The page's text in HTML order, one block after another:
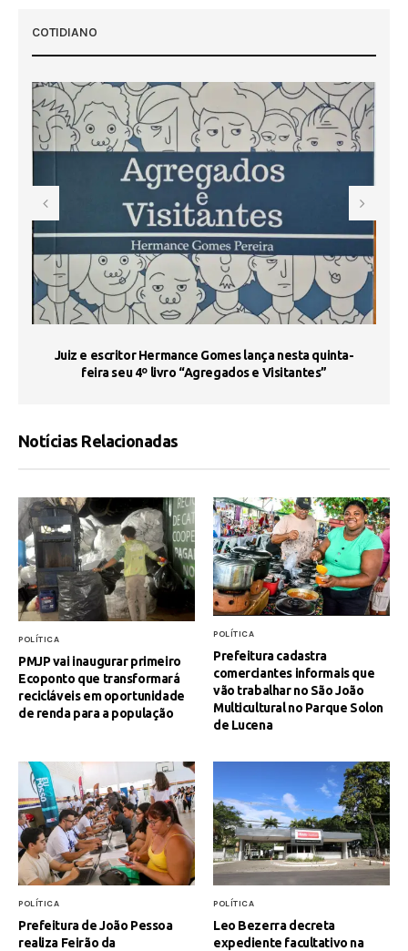
COTIDIANO
Juiz e escritor Hermance Gomes lança nesta quinta-
feira seu 4º livro “Agregados e Visitantes”
Notícias Relacionadas
POLÍTICA
PMJP vai inaugurar primeiro
Ecoponto que transformará
recicláveis em oportunidade
de renda para a população
POLÍTICA
Prefeitura cadastra
comerciantes informais que
vão trabalhar no São João
Multicultural no Parque Solon
de Lucena
POLÍTICA
Prefeitura de João Pessoa
realiza Feirão da
POLÍTICA
Leo Bezerra decreta
expediente facultativo na